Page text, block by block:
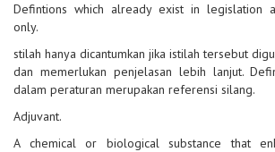
Defintions which already exist in legislation
only.
stilah hanya dicantumkan jika istilah tersebut
dan memerlukan penjelasan lebih lanjut.
dalam peraturan merupakan referensi silang.
Adjuvant.
A chemical or biological substance that